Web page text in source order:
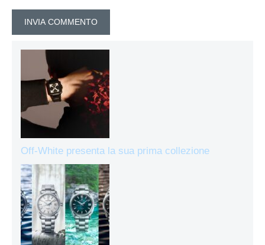
Off-White presenta la sua prima collezione